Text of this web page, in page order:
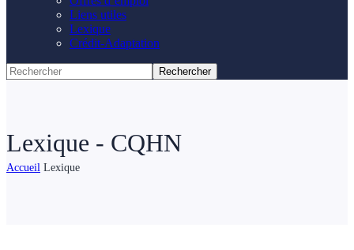
Liens utiles
Lexique
Crédit-Adaptation
Lexique - CQHN
Accueil Lexique